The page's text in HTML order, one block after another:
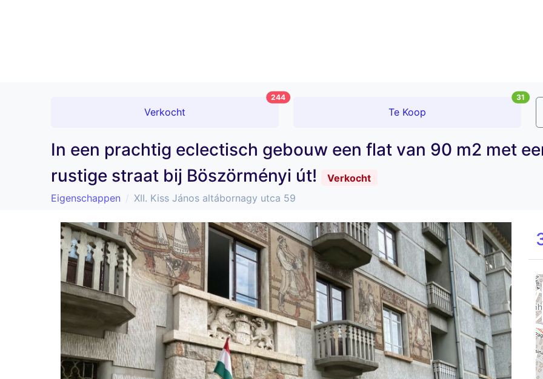
Verkocht
244
Te Koop
31
In een prachtig eclectisch gebouw een flat van 90 m2 met
rustige straat bij Böszörményi út!
Verkocht
Eigenschappen
XII. Kiss János altábornagy utca 59